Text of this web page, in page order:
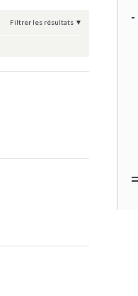
Filtrer les résultats